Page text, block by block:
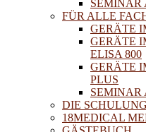
SEMINAR
FÜR ALLE
GERÄTE
GERÄTE
ELISA 800
GERÄTE
PLUS
SEMINAR
DIE
18MEDICAL